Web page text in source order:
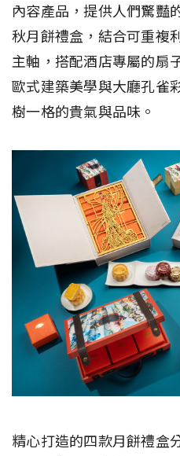
內容產品，提供人們驚豔
秋月餅禮盒，結合可重複
主軸，搭配酒店專屬的扇
歐式建築美學與大廳孔雀
樹一格的貴氣與品味。
精心打造的四款月餅禮盒